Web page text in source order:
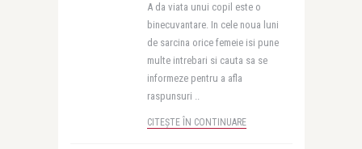
A da viata unui copil este o
binecuvantare. In cele noua luni
de sarcina orice femeie isi pune
multe intrebari si cauta sa se
informeze pentru a afla
raspunsuri ..
CITEȘTE ÎN CONTINUARE